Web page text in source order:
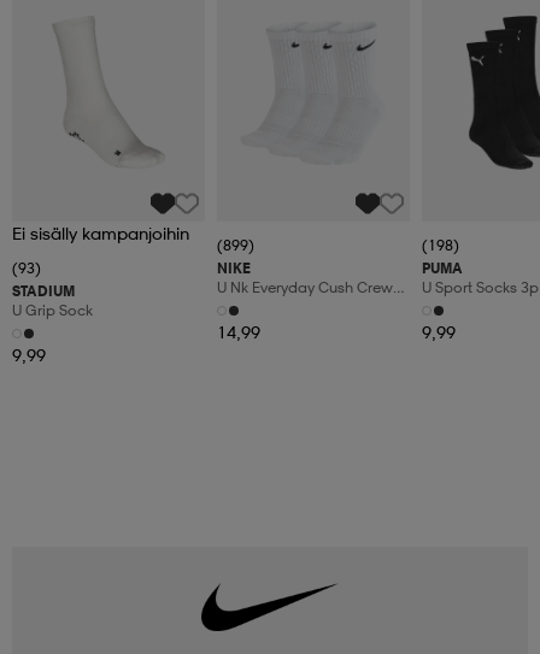
Ei sisälly kampanjoihin
(93)
STADIUM
U Grip Sock
9,99
(899)
NIKE
U Nk Everyday Cush Crew
3pr
14,99
(198)
PUMA
U Sport Socks 3p
9,99